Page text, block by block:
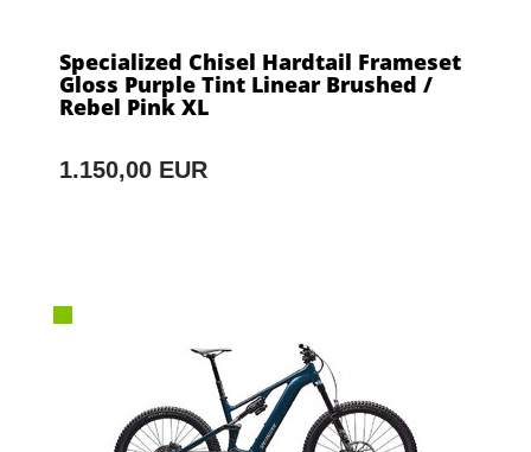
Specialized Chisel Hardtail Frameset
Gloss Purple Tint Linear Brushed /
Rebel Pink XL
1.150,00 EUR